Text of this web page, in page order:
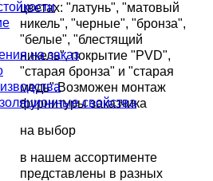
на заказ
свойства
цветах: "латунь", "матовый
никель", "черные", "бронза",
"белые", "блестящий
никель", покрытие "PVD",
"старая бронза" и "старая
медь".Возможен монтаж
фурнитуры заказчика
на выбор
в нашем ассортименте
представлены в разных